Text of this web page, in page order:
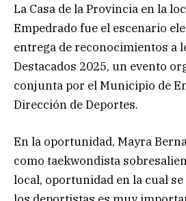
La Casa de la Provincia en la
Empedrado fue el escenario
entrega de reconocimientos a
Destacados 2025, un evento
conjunta por el Municipio de
Dirección de Deportes.
En la oportunidad, Mayra
como taekwondista
local, oportunidad en la cual